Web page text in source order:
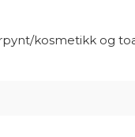
kosmetikk og